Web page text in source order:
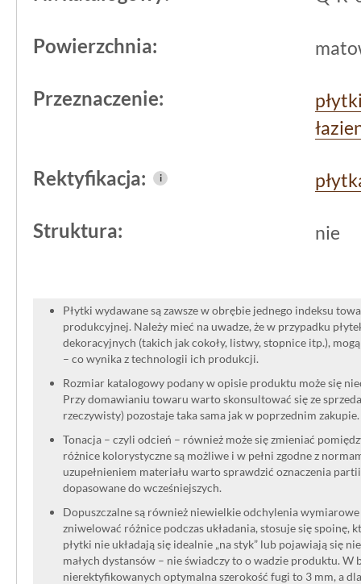
odporność na mróz,
ten
pomieszczeniach, takich jak
go też w powierzchniach
zwiększona wytrzymałość i
Powierzchnia:
Przeznaczenie:
Rektyfikacja: i
Struktura: nie
Płytki wydawane są zawsze w obrębie jednego indeksu
produkcyjnej. Należy mieć na uwadze, że w przypadku
dekoracyjnych (takich jak cokoły, listwy, stopnice itp.),
– co wynika z technologii ich produkcji.
Rozmiar katalogowy podany w opisie produktu może się
Przy domawianiu towaru warto skonsultować się ze
rzeczywisty) pozostaje taka sama jak w poprzednim zakupie.
Tonacja – czyli odcień – również może się zmieniać
różnice kolorystyczne są możliwe i w pełni zgodne z
uzupełnieniem materiału warto sprawdzić oznaczenia
dopasowane do wcześniejszych.
Dopuszczalne są również niewielkie odchylenia
zniwelować różnice podczas układania, stosuje się spoinę,
płytki nie układają się idealnie „na styk” lub pojawiają się
małych dystansów – nie świadczy to o wadzie produktu. W
nierektyfikowanych optymalna szerokość fugi to 3 mm, a